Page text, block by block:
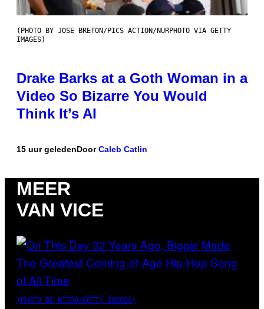
(PHOTO BY JOSE BRETON/PICS ACTION/NURPHOTO VIA GETTY
IMAGES)
Drake Barks at a Goth Woman in a
Video So Bizarre You Would
Think It’s AI
15 uur geledenDoorCaleb Catlin
MEER
VAN VICE
(PHOTO BY NITRO/GETTY IMAGES)